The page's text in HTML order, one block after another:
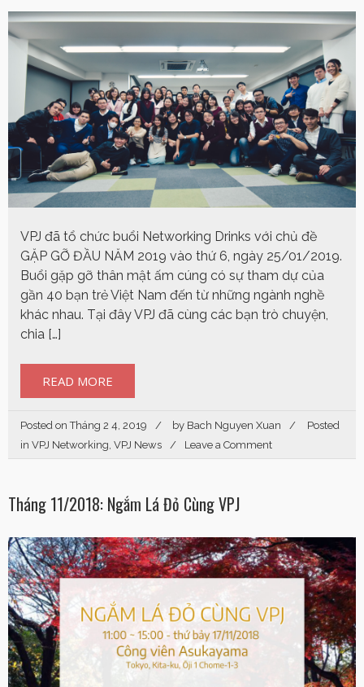
VPJ đã tổ chức buổi Networking Drinks với chủ đề
GẶP GỠ ĐẦU NĂM 2019 vào thứ 6, ngày 25/01/2019.
Buổi gặp gỡ thân mật ấm cúng có sự tham dự của
gần 40 bạn trẻ Việt Nam đến từ những ngành nghề
khác nhau. Tại đây VPJ đã cùng các bạn trò chuyện,
chia […]
READ MORE
Posted onTháng 2 4, 2019 by Bach Nguyen Xuan
Posted
in VPJ Networking VPJ News Leave a Comment
Tháng 11/2018: Ngắm Lá Đỏ Cùng VPJ